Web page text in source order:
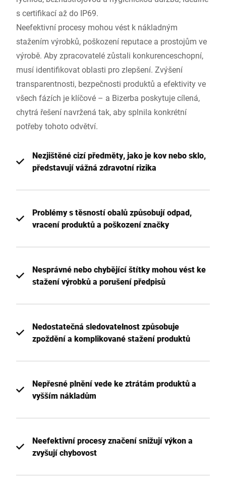
s certifikací až do IP69.
Neefektivní procesy mohou vést k nákladným
stažením výrobků, poškození reputace a prostojům ve
výrobě. Aby zpracovatelé zůstali konkurenceschopní,
musí identifikovat oblasti pro zlepšení. Zvýšení
transparentnosti, bezpečnosti produktů a efektivity ve
všech fázích je klíčové – a Bizerba poskytuje cílená,
chytrá řešení navržená tak, aby splnila konkrétní
potřeby tohoto odvětví.
Nezjištěné cizí předměty, jako je kov nebo sklo,
představují vážná zdravotní rizika
Problémy s těsností obalů způsobují odpad,
vracení produktů a poškození značky
Nesprávné nebo chybějící štítky mohou vést ke
stažení výrobků a porušení předpisů
Nedostatečná sledovatelnost způsobuje
zpoždění a komplikované stažení produktů
Nepřesné plnění vede ke ztrátám produktů a
vyšším nákladům
Neefektivní procesy značení snižují výkon a
zvyšují chybovost